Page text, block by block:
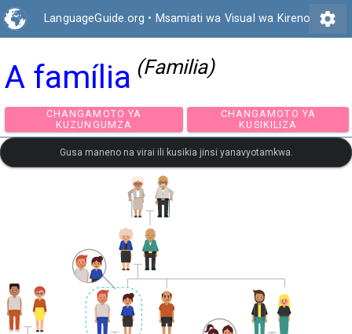
LanguageGuide.org • Msamiati wa Visual wa Kireno settings
A família (Familia)
CHANGAMOTO YA
KUZUNGUMZA
CHANGAMOTO
KUSIKILIZA
Gusa maneno na virai ili kusikia jinsi yanavyotamkwa.